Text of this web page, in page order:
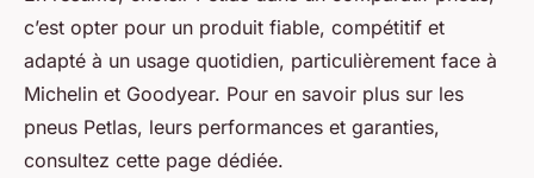
c’est opter pour un produit fiable, compétitif et
adapté à un usage quotidien, particulièrement face à
Michelin et Goodyear. Pour en savoir plus sur les
pneus Petlas, leurs performances et garanties,
consultez cette page dédiée.